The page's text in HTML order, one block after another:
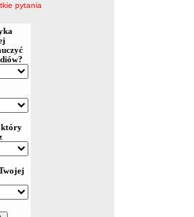
pytania